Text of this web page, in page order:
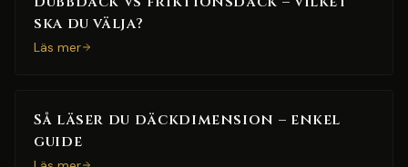
ska du välja?
Läs mer
Så läser du däckdimension – enkel
guide